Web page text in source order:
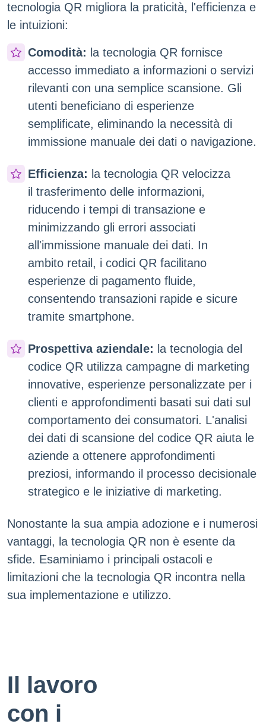
tecnologia QR migliora la praticità, l'efficienza e
le intuizioni:
Comodità: la tecnologia QR fornisce
accesso immediato a informazioni o servizi
rilevanti con una semplice scansione. Gli
utenti beneficiano di esperienze
semplificate, eliminando la necessità di
immissione manuale dei dati o navigazione.
Efficienza: la tecnologia QR velocizza
il trasferimento delle informazioni,
riducendo i tempi di transazione e
minimizzando gli errori associati
all'immissione manuale dei dati. In
ambito retail, i codici QR facilitano
esperienze di pagamento fluide,
consentendo transazioni rapide e sicure
tramite smartphone.
Prospettiva aziendale: la tecnologia del
codice QR utilizza campagne di marketing
innovative, esperienze personalizzate per i
clienti e approfondimenti basati sui dati sul
comportamento dei consumatori. L'analisi
dei dati di scansione del codice QR aiuta le
aziende a ottenere approfondimenti
preziosi, informando il processo decisionale
strategico e le iniziative di marketing.
Nonostante la sua ampia adozione e i numerosi
vantaggi, la tecnologia QR non è esente da
sfide. Esaminiamo i principali ostacoli e
limitazioni che la tecnologia QR incontra nella
sua implementazione e utilizzo.
Il lavoro
con i